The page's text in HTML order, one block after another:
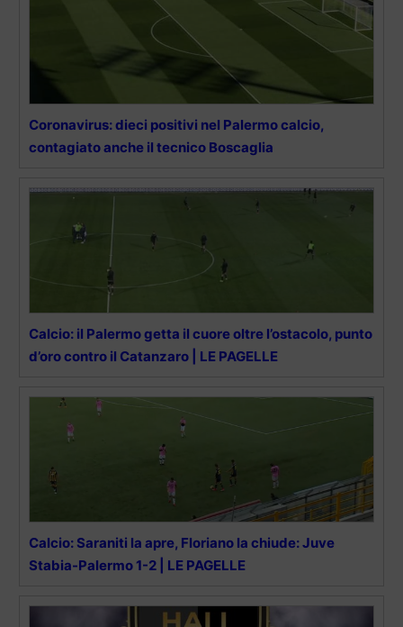
Coronavirus: dieci positivi nel Palermo calcio,
contagiato anche il tecnico Boscaglia
Calcio: il Palermo getta il cuore oltre l’ostacolo, punto
d’oro contro il Catanzaro | LE PAGELLE
Calcio: Saraniti la apre, Floriano la chiude: Juve
Stabia-Palermo 1-2 | LE PAGELLE